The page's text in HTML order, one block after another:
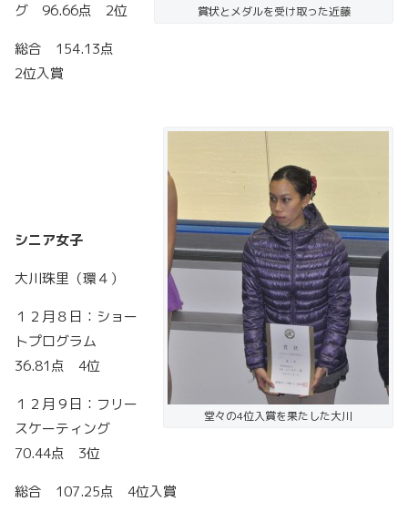
賞状とメダルを受け取った近藤
グ 96.66点 2位
総合 154.13点
2位入賞
堂々の4位入賞を果たした大川
シニア女子
大川珠里（環４）
１２月８日：ショー
トプログラム
36.81点 4位
１２月９日：フリー
スケーティング
70.44点 3位
総合 107.25点 4位入賞